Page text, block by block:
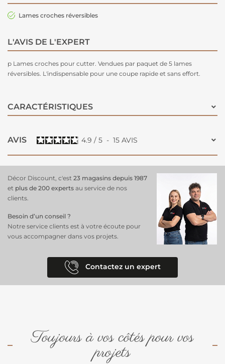
Lames croches réversibles
L'AVIS DE L'EXPERT
p Lames croches pour cutter. Vendues par paquet de 5 lames
réversibles. L'indispensable pour une coupe rapide et sans effort.
CARACTÉRISTIQUES
AVIS 4.9 / 5 - 15 AVIS
Décor Discount, c'est 23 magasins depuis 1987
et plus de 200 experts au service de nos
clients.
Besoin d’un conseil ?
Notre service clients est à votre écoute pour
vous accompagner dans vos projets.
Contactez un expert
Toujours à vos côtés pour vos
projets